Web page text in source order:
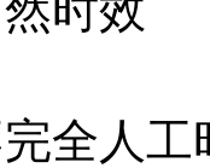
全人工